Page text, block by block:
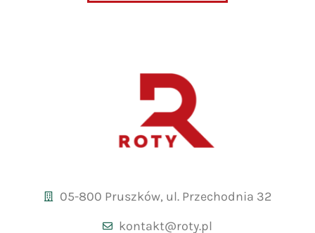
05-800 Pruszków, ul. Przechodnia 32
kontakt@roty.pl